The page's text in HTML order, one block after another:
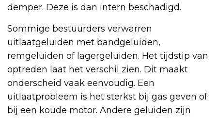
demper. Deze is dan intern beschadigd.
Sommige bestuurders verwarren
uitlaatgeluiden met bandgeluiden,
remgeluiden of lagergeluiden. Het tijdstip van
optreden laat het verschil zien. Dit maakt
onderscheid vaak eenvoudig. Een
uitlaatprobleem is het sterkst bij gas geven of
bij een koude motor. Andere geluiden zijn